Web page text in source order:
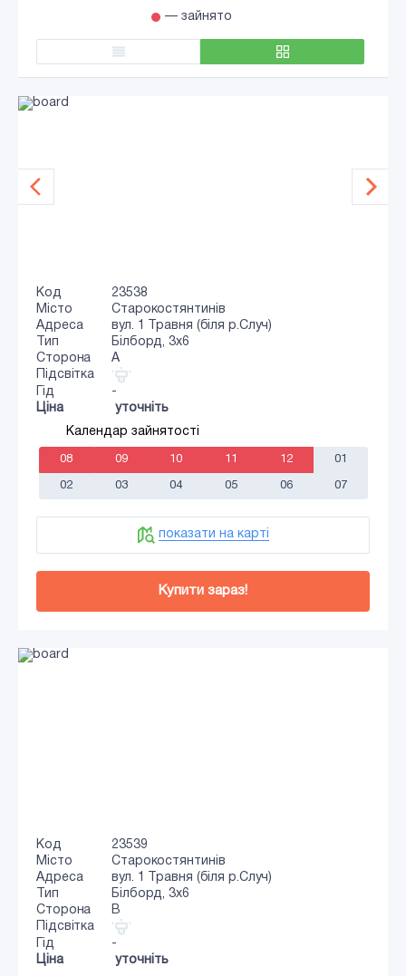
— зайнято
Код
23538
Місто
Старокостянтинів
Адреса
вул. 1 Травня (біля р.Случ)
Тип
Білборд, 3х6
Сторона
A
Підсвітка
Гід
-
Ціна
уточніть
Календар зайнятості
08 09 10 11 12 01
02 03 04 05 06 07
показати на карті
Купити зараз!
Код
23539
Місто
Старокостянтинів
Адреса
вул. 1 Травня (біля р.Случ)
Тип
Білборд, 3х6
Сторона
B
Підсвітка
Гід
-
Ціна
уточніть